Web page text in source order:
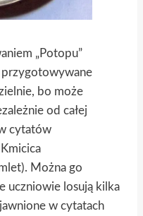
„Potopu”
przygotowywane
bo może
od całej
cytatów
Można go
uczniowie losują kilka
w cytatach